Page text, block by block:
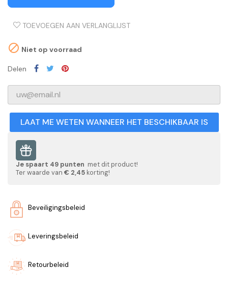
TOEVOEGEN AAN VERLANGLIJST
 Niet op voorraad
Delen
LAAT ME WETEN WANNEER HET BESCHIKBAAR IS
Je spaart 49 punten met dit product!
Ter waarde van € 2,45 korting!
Beveiligingsbeleid
Leveringsbeleid
Retourbeleid